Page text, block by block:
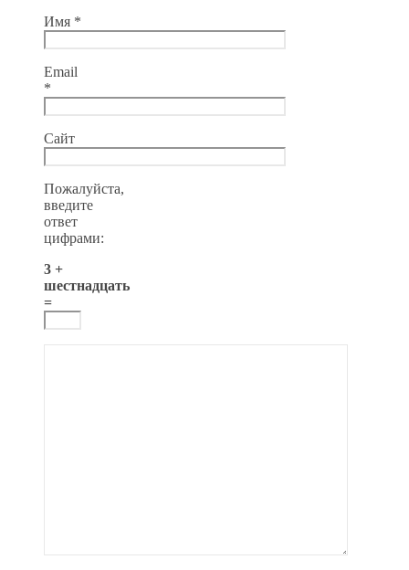
Имя *
Email
*
Сайт
Пожалуйста,
введите
ответ
цифрами:
3 +
шестнадцать
=